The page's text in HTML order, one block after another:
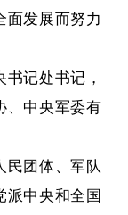
面发展而努力
记处书记，
、中央军委有
团体、军队
派中央和全国